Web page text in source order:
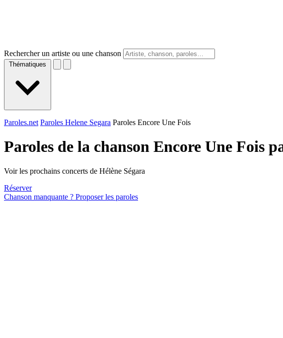
Rechercher un artiste ou une chanson
Thématiques
Paroles.net Paroles Helene Segara Paroles Encore Une Fois
Paroles de la chanson Encore Une Fois
Voir les prochains concerts de Hélène Ségara
Réserver
Chanson manquante ? Proposer les paroles